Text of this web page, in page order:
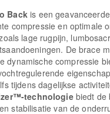
Backis een
compressie en optimale
lage rugpijn,
De brace
dynamische compressie
tijdens dagelijkse
technologiebiedt de
stabilisatie van de